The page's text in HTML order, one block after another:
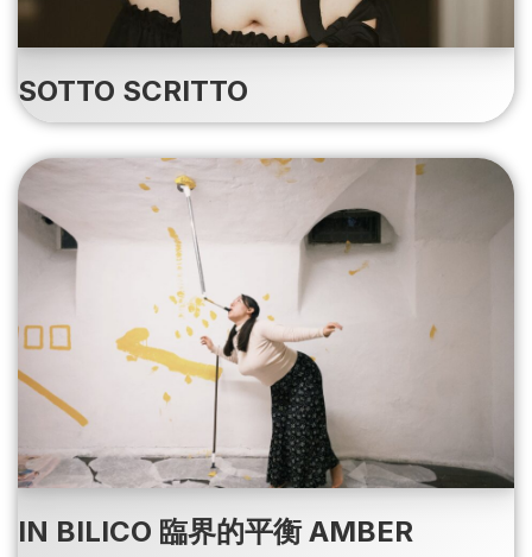
SOTTO SCRITTO
IN BILICO 臨界的平衡 AMBER